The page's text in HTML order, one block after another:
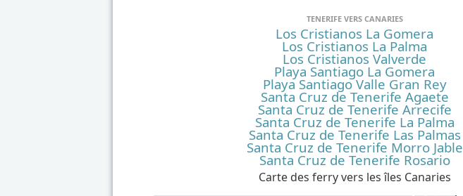
TENERIFE VERS CANARIES
Los Cristianos La Gomera
Los Cristianos La Palma
Los Cristianos Valverde
Playa Santiago La Gomera
Playa Santiago Valle Gran Rey
Santa Cruz de Tenerife Agaete
Santa Cruz de Tenerife Arrecife
Santa Cruz de Tenerife La Palma
Santa Cruz de Tenerife Las Palmas
Santa Cruz de Tenerife Morro Jable
Santa Cruz de Tenerife Rosario
Carte des ferry vers les îles Canaries